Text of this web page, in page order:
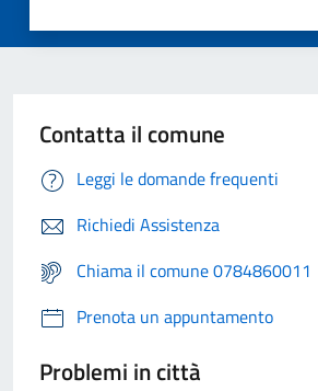
Contatta il comune
Leggi le domande frequenti
Richiedi Assistenza
Chiama il comune 0784860011
Prenota un appuntamento
Problemi in città